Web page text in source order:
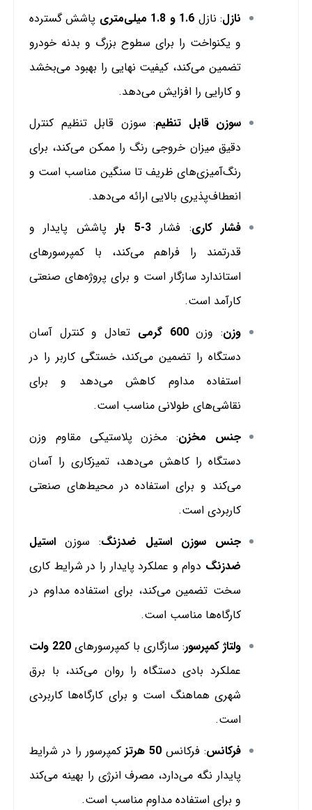
نازل: نازل 1.6 و 1.8 میلی‌متری
پاشش گسترده
و یکنواخت را برای سطوح بزرگ و بدنه خودرو
تضمین می‌کند، کیفیت نهایی را بهبود می‌بخشد
و کارایی را افزایش می‌دهد.
سوزن قابل تنظیم: سوزن قابل تنظیم کنترل
دقیق میزان خروجی رنگ را ممکن می‌کند، برای
رنگ‌آمیزی‌های ظریف تا سنگین مناسب است و
انعطاف‌پذیری بالایی ارائه می‌دهد.
فشار کاری: فشار 3-5 بار
پاشش پایدار و
قدرتمند را فراهم می‌کند، با کمپرسورهای
استاندارد سازگار است و برای پروژه‌های صنعتی
کارآمد است.
وزن: وزن600 گرمی
تعادل و کنترل آسان
دستگاه را تضمین می‌کند، خستگی کاربر را در
استفاده مداوم کاهش می‌دهد و برای
نقاشی‌های طولانی مناسب است.
جنس مخزن: مخزن پلاستیکی مقاوم وزن
دستگاه را کاهش می‌دهد، تمیزکاری را آسان
می‌کند و برای استفاده در محیط‌های صنعتی
کاربردی است.
جنس سوزن استیل ضدزنگ: سوزن استیل
ضدزنگ دوام و عملکرد پایدار را در شرایط کاری
سخت تضمین می‌کند، برای استفاده مداوم در
کارگاه‌ها مناسب است.
ولتاژ کمپرسور: سازگاری با کمپرسورهای 220 ولت
عملکرد بادی دستگاه را روان می‌کند، با برق
شهری هماهنگ است و برای کارگاه‌ها کاربردی
است.
فرکانس: فرکانس 50 هرتز
کمپرسور را در شرایط
پایدار نگه می‌دارد، مصرف انرژی را بهینه می‌کند
و برای استفاده مداوم مناسب است.